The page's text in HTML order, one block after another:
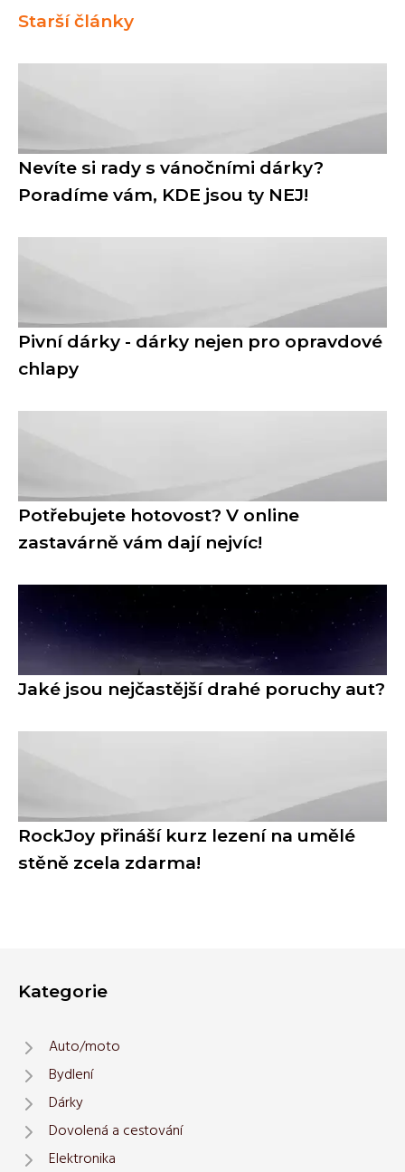
Starší články
Nevíte si rady s vánočními dárky?
Poradíme vám, KDE jsou ty NEJ!
Pivní dárky - dárky nejen pro opravdové
chlapy
Potřebujete hotovost? V online
zastavárně vám dají nejvíc!
Jaké jsou nejčastější drahé poruchy aut?
RockJoy přináší kurz lezení na umělé
stěně zcela zdarma!
Kategorie
Auto/moto
Bydlení
Dárky
Dovolená a cestování
Elektronika